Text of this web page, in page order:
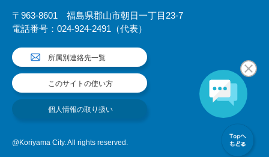
〒963-8601 福島県郡山市朝日一丁目23-7
電話番号：024-924-2491（代表）
所属別連絡先一覧
このサイトの使い方
個人情報の取り扱い
@Koriyama City. All rights reserved.